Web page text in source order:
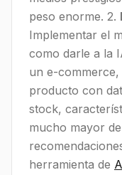
peso enorme. 2.
Implementar el
como darle a la
un e-commerce,
producto con
stock,
mucho mayor
herramienta de